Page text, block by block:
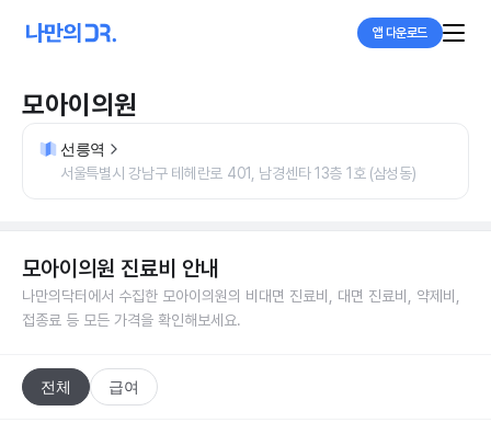
앱 다운로드
모아이의원
선릉역
서울특별시 강남구 테헤란로 401, 남경센타 13층 1호 (삼성동)
모아이의원 진료비 안내
나만의닥터에서 수집한 모아이의원의 비대면 진료비, 대면 진료비, 약제비,
접종료 등 모든 가격을 확인해보세요.
전체 급여